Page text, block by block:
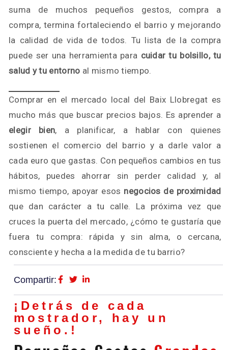
suma de muchos pequeños gestos, compra a
compra, termina fortaleciendo el barrio y mejorando
la calidad de vida de todos. Tu lista de la compra
puede ser una herramienta para cuidar tu bolsillo, tu
salud y tu entorno al mismo tiempo.
Comprar en el mercado local del Baix Llobregat es
mucho más que buscar precios bajos. Es aprender a
elegir bien, a planificar, a hablar con quienes
sostienen el comercio del barrio y a darle valor a
cada euro que gastas. Con pequeños cambios en tus
hábitos, puedes ahorrar sin perder calidad y, al
mismo tiempo, apoyar esos negocios de proximidad
que dan carácter a tu calle. La próxima vez que
cruces la puerta del mercado, ¿cómo te gustaría que
fuera tu compra: rápida y sin alma, o cercana,
consciente y hecha a la medida de tu barrio?
Compartir:
¡Detrás de cada
mostrador, hay un
sueño.!